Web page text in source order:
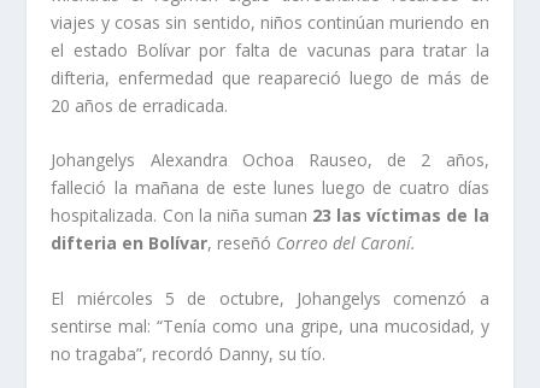
viajes y cosas sin sentido, niños continúan muriendo en
el estado Bolívar por falta de vacunas para tratar la
difteria, enfermedad que reapareció luego de más de
20 años de erradicada.
Johangelys Alexandra Ochoa Rauseo, de 2 años,
falleció la mañana de este lunes luego de cuatro días
hospitalizada. Con la niña suman 23 las víctimas de la
difteria en Bolívar, reseñó Correo del Caroní.
El miércoles 5 de octubre, Johangelys comenzó a
sentirse mal: “Tenía como una gripe, una mucosidad, y
no tragaba”, recordó Danny, su tío.